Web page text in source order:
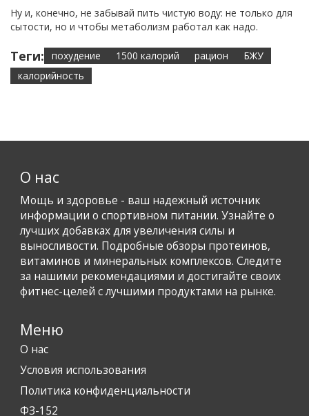
Ну и, конечно, не забывай пить чистую воду: не только для
сытости, но и чтобы метаболизм работал как надо.
Теги: похудение 1500 калорий рацион
БЖУ
калорийность
О нас
Мощь и здоровье - ваш надежный источник
информации о спортивном питании. Узнайте о
лучших добавках для увеличения силы и
выносливости. Подробные обзоры протеинов,
витаминов и минеральных комплексов. Следите
за нашими рекомендациями и достигайте своих
фитнес-целей с лучшими продуктами на рынке.
Меню
О нас
Условия использования
Политика конфиденциальности
ФЗ-152